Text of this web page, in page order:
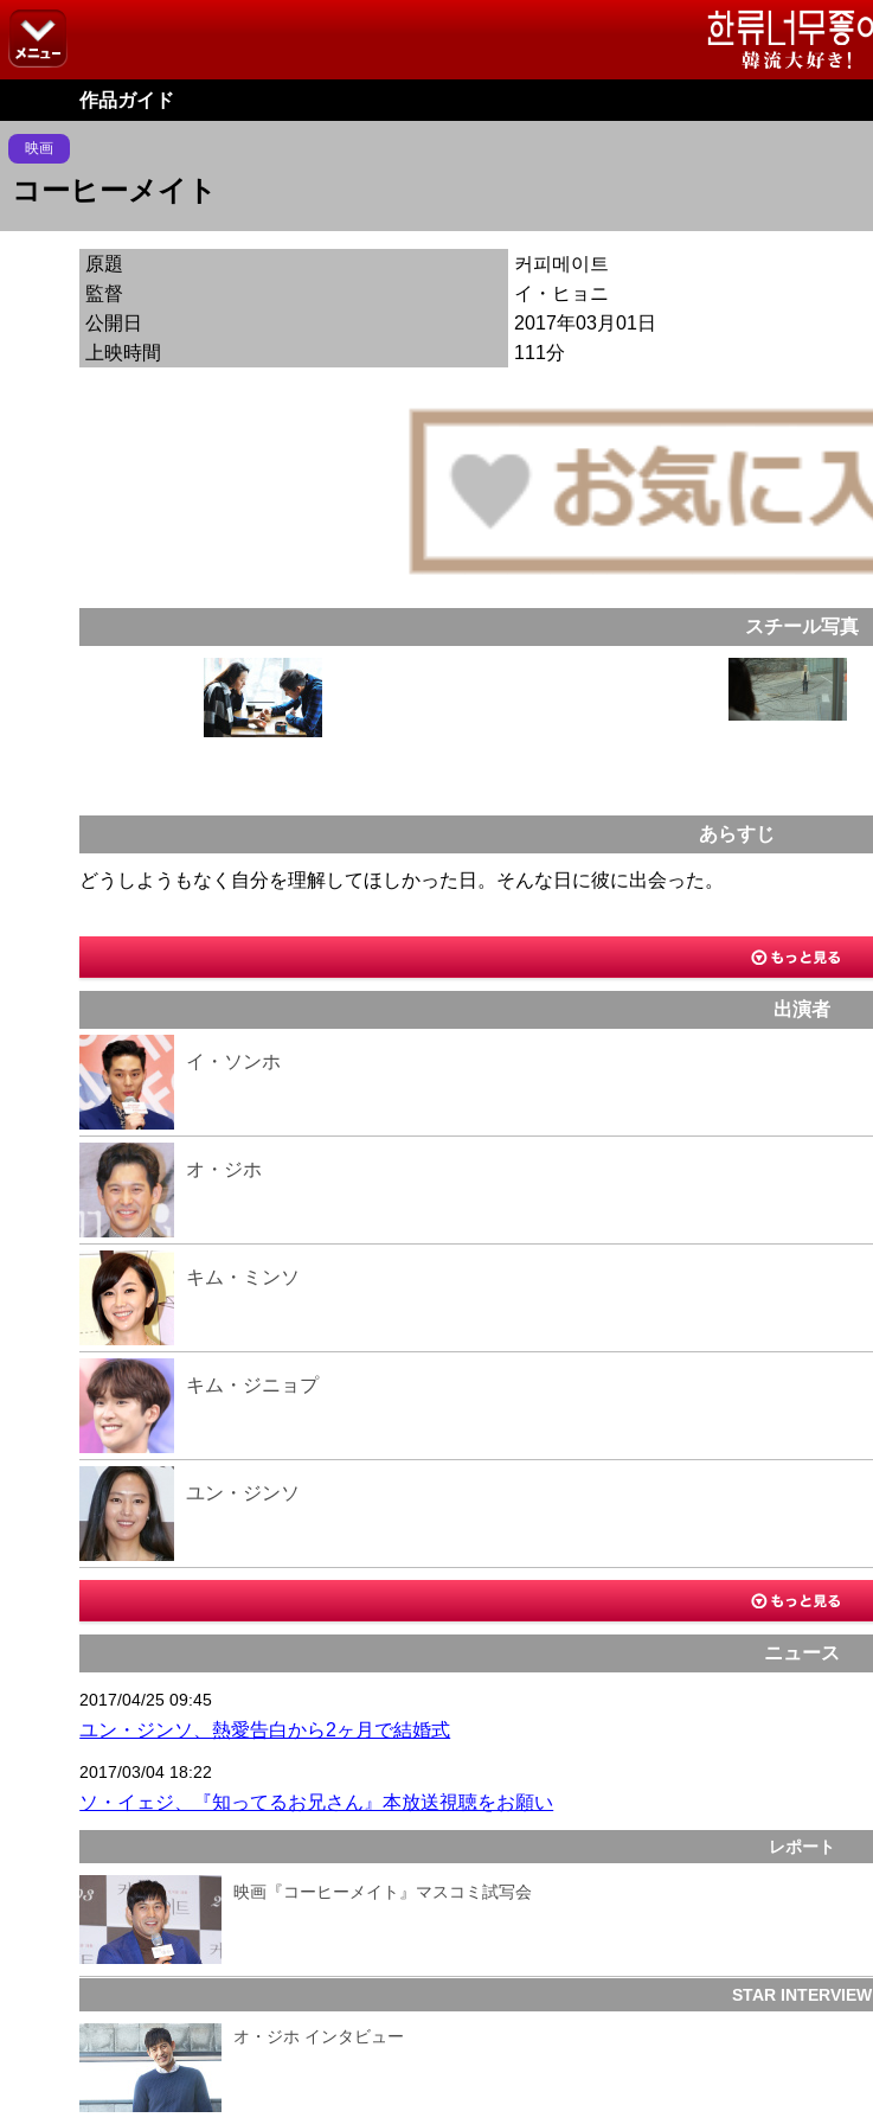
作品ガイド
映画
コーヒーメイト
原題
커피메이트
監督
イ・ヒョニ
公開日
2017年03月01日
上映時間
111分
スチール写真
あらすじ
どうしようもなく自分を理解してほしかった日。そんな日に彼に出会った。
出演者
イ・ソンホ
オ・ジホ
キム・ミンソ
キム・ジニョプ
ユン・ジンソ
ニュース
2017/04/25 09:45
ユン・ジンソ、熱愛告白から2ヶ月で結婚式
2017/03/04 18:22
ソ・イェジ、『知ってるお兄さん』本放送視聴をお願い
レポート
映画『コーヒーメイト』マスコミ試写会
STAR INTERVIEW
オ・ジホ インタビュー